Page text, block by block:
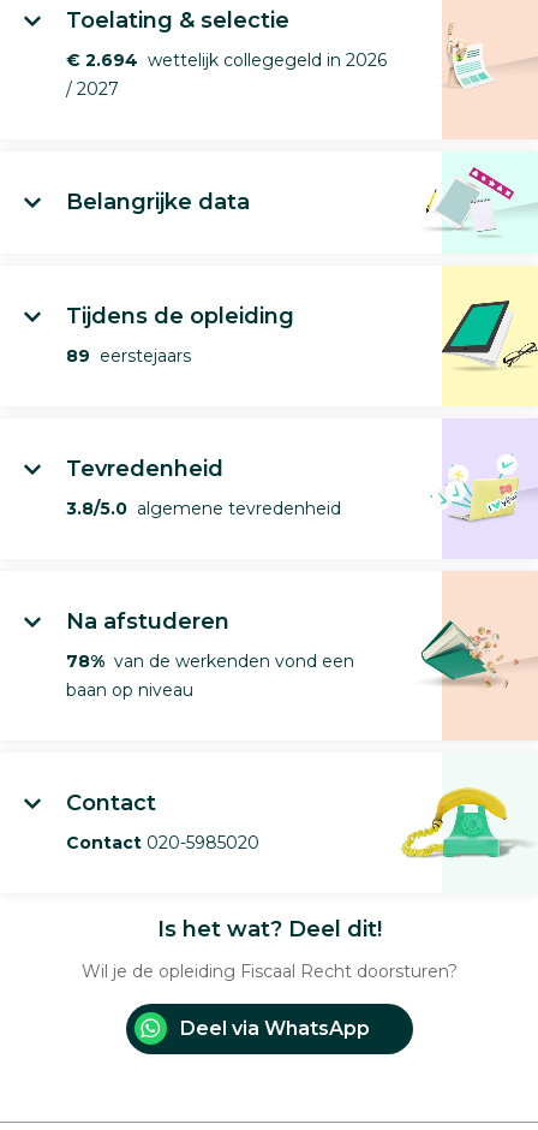
Toelating & selectie
€ 2.694 wettelijk collegegeld in 2026
/ 2027
Belangrijke data
Tijdens de opleiding
89 eerstejaars
Tevredenheid
3.8/5.0 algemene tevredenheid
Na afstuderen
78% van de werkenden vond een
baan op niveau
Contact
Contact 020-5985020
Is het wat? Deel dit!
Wil je de opleiding Fiscaal Recht doorsturen?
Deel via WhatsApp